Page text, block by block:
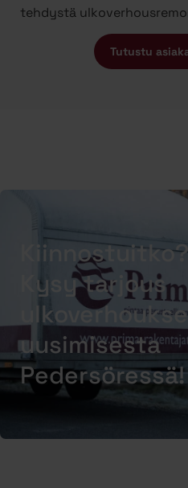
tehdystä
Tutustu
Kiinnostuitko?
Kysy tarjous
uusimisesta
Pedersöressä!